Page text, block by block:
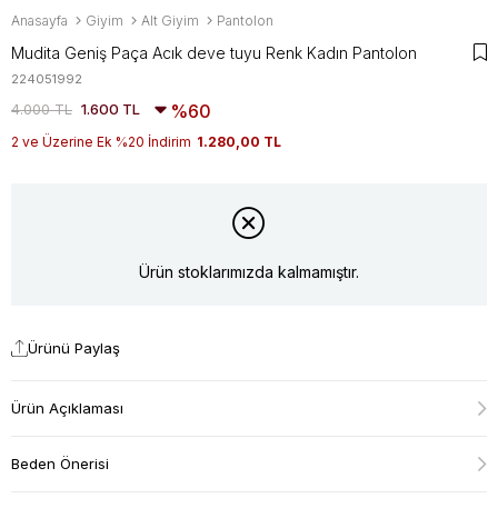
Anasayfa Giyim Alt Giyim Pantolon
Mudita Geniş Paça Acık deve tuyu Renk Kadın Pantolon
224051992
4.000 TL 1.600 TL 60
2 ve Üzerine Ek %20 İndirim 1.280,00 TL
Ürün stoklarımızda kalmamıştır.
Ürünü Paylaş
Ürün Açıklaması
Beden Önerisi